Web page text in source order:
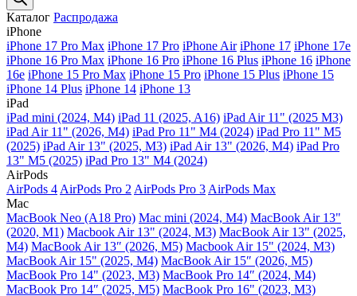
Каталог Распродажа
iPhone
iPhone 17 Pro Max iPhone 17 Pro iPhone Air iPhone 17 iPhone 17e
iPhone 16 Pro Max iPhone 16 Pro iPhone 16 Plus iPhone 16 iPhone
16e iPhone 15 Pro Max iPhone 15 Pro iPhone 15 Plus iPhone 15
iPhone 14 Plus iPhone 14 iPhone 13
iPad
iPad mini (2024, M4) iPad 11 (2025, A16) iPad Air 11" (2025 M3)
iPad Air 11" (2026, M4) iPad Pro 11" M4 (2024) iPad Pro 11" M5
(2025) iPad Air 13" (2025, M3) iPad Air 13" (2026, M4) iPad Pro
13" M5 (2025) iPad Pro 13" M4 (2024)
AirPods
AirPods 4 AirPods Pro 2 AirPods Pro 3 AirPods Max
Mac
MacBook Neo (A18 Pro) Mac mini (2024, M4) MacBook Air 13"
(2020, M1) Macbook Air 13" (2024, M3) MacBook Air 13" (2025,
M4) MacBook Air 13″ (2026, M5) Macbook Air 15" (2024, M3)
MacBook Air 15" (2025, M4) MacBook Air 15″ (2026, M5)
MacBook Pro 14" (2023, M3) MacBook Pro 14″ (2024, M4)
MacBook Pro 14″ (2025, M5) MacBook Pro 16" (2023, M3)